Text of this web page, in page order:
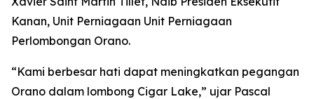
Kanan, Unit Perniagaan Unit Perniagaan
Perlombongan Orano.
“Kami berbesar hati dapat meningkatkan pegangan
Orano dalam lombong Cigar Lake,” ujar Pascal